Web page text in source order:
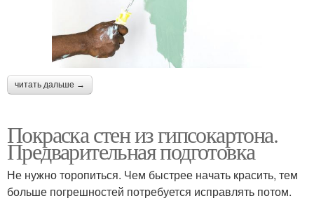
читать дальше →
Покраска стен из гипсокартона.
Предварительная подготовка
Не нужно торопиться. Чем быстрее начать красить, тем
больше погрешностей потребуется исправлять потом.